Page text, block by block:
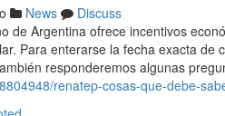
News
Discuss
de Argentina ofrece incentivos
Para enterarse la fecha exacta de
responderemos algunas
renatep-cosas-que-debe-